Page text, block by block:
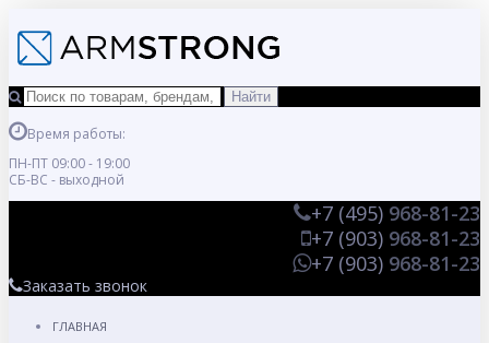
Время работы:
ПН-ПТ 09:00 - 19:00
СБ-ВС - выходной
+7 (495) 968-81-23
+7 (903) 968-81-23
+7 (903) 968-81-23
Заказать звонок
ГЛАВНАЯ